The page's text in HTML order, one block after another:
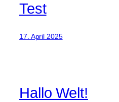
Test
17. April 2025
Hallo Welt!